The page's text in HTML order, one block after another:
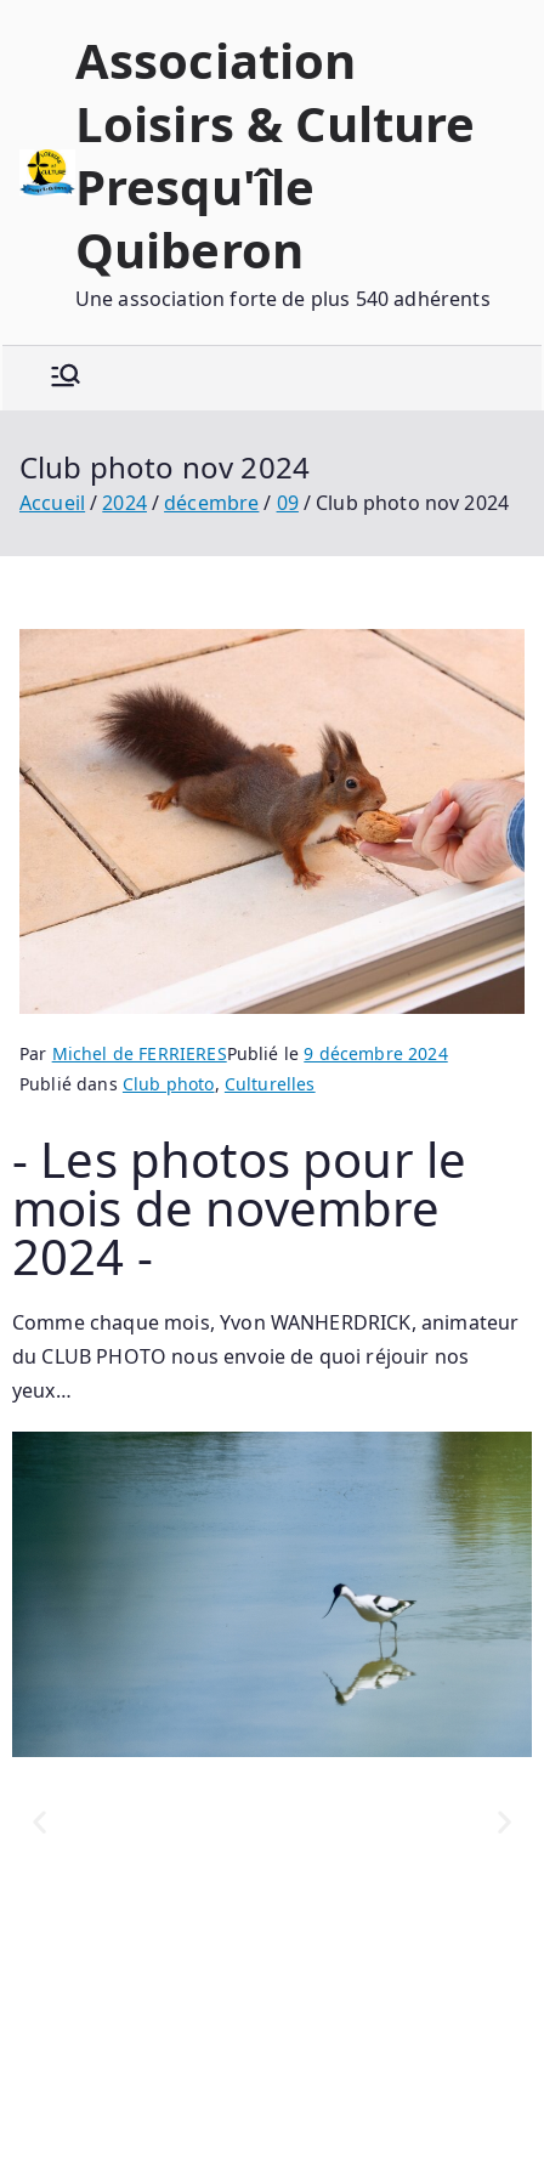
Association
Loisirs & Culture
Presqu'île
Quiberon
Une association forte de plus 540 adhérents
Club photo nov 2024
Accueil 2024 décembre 09 Club photo nov 2024
Par Michel de FERRIERESPublié le9 décembre 2024
Publié dans Club photo, Culturelles
- Les photos pour le
mois de novembre
2024 -
Comme chaque mois, Yvon WANHERDRICK, animateur
du CLUB PHOTO nous envoie de quoi réjouir nos
yeux…